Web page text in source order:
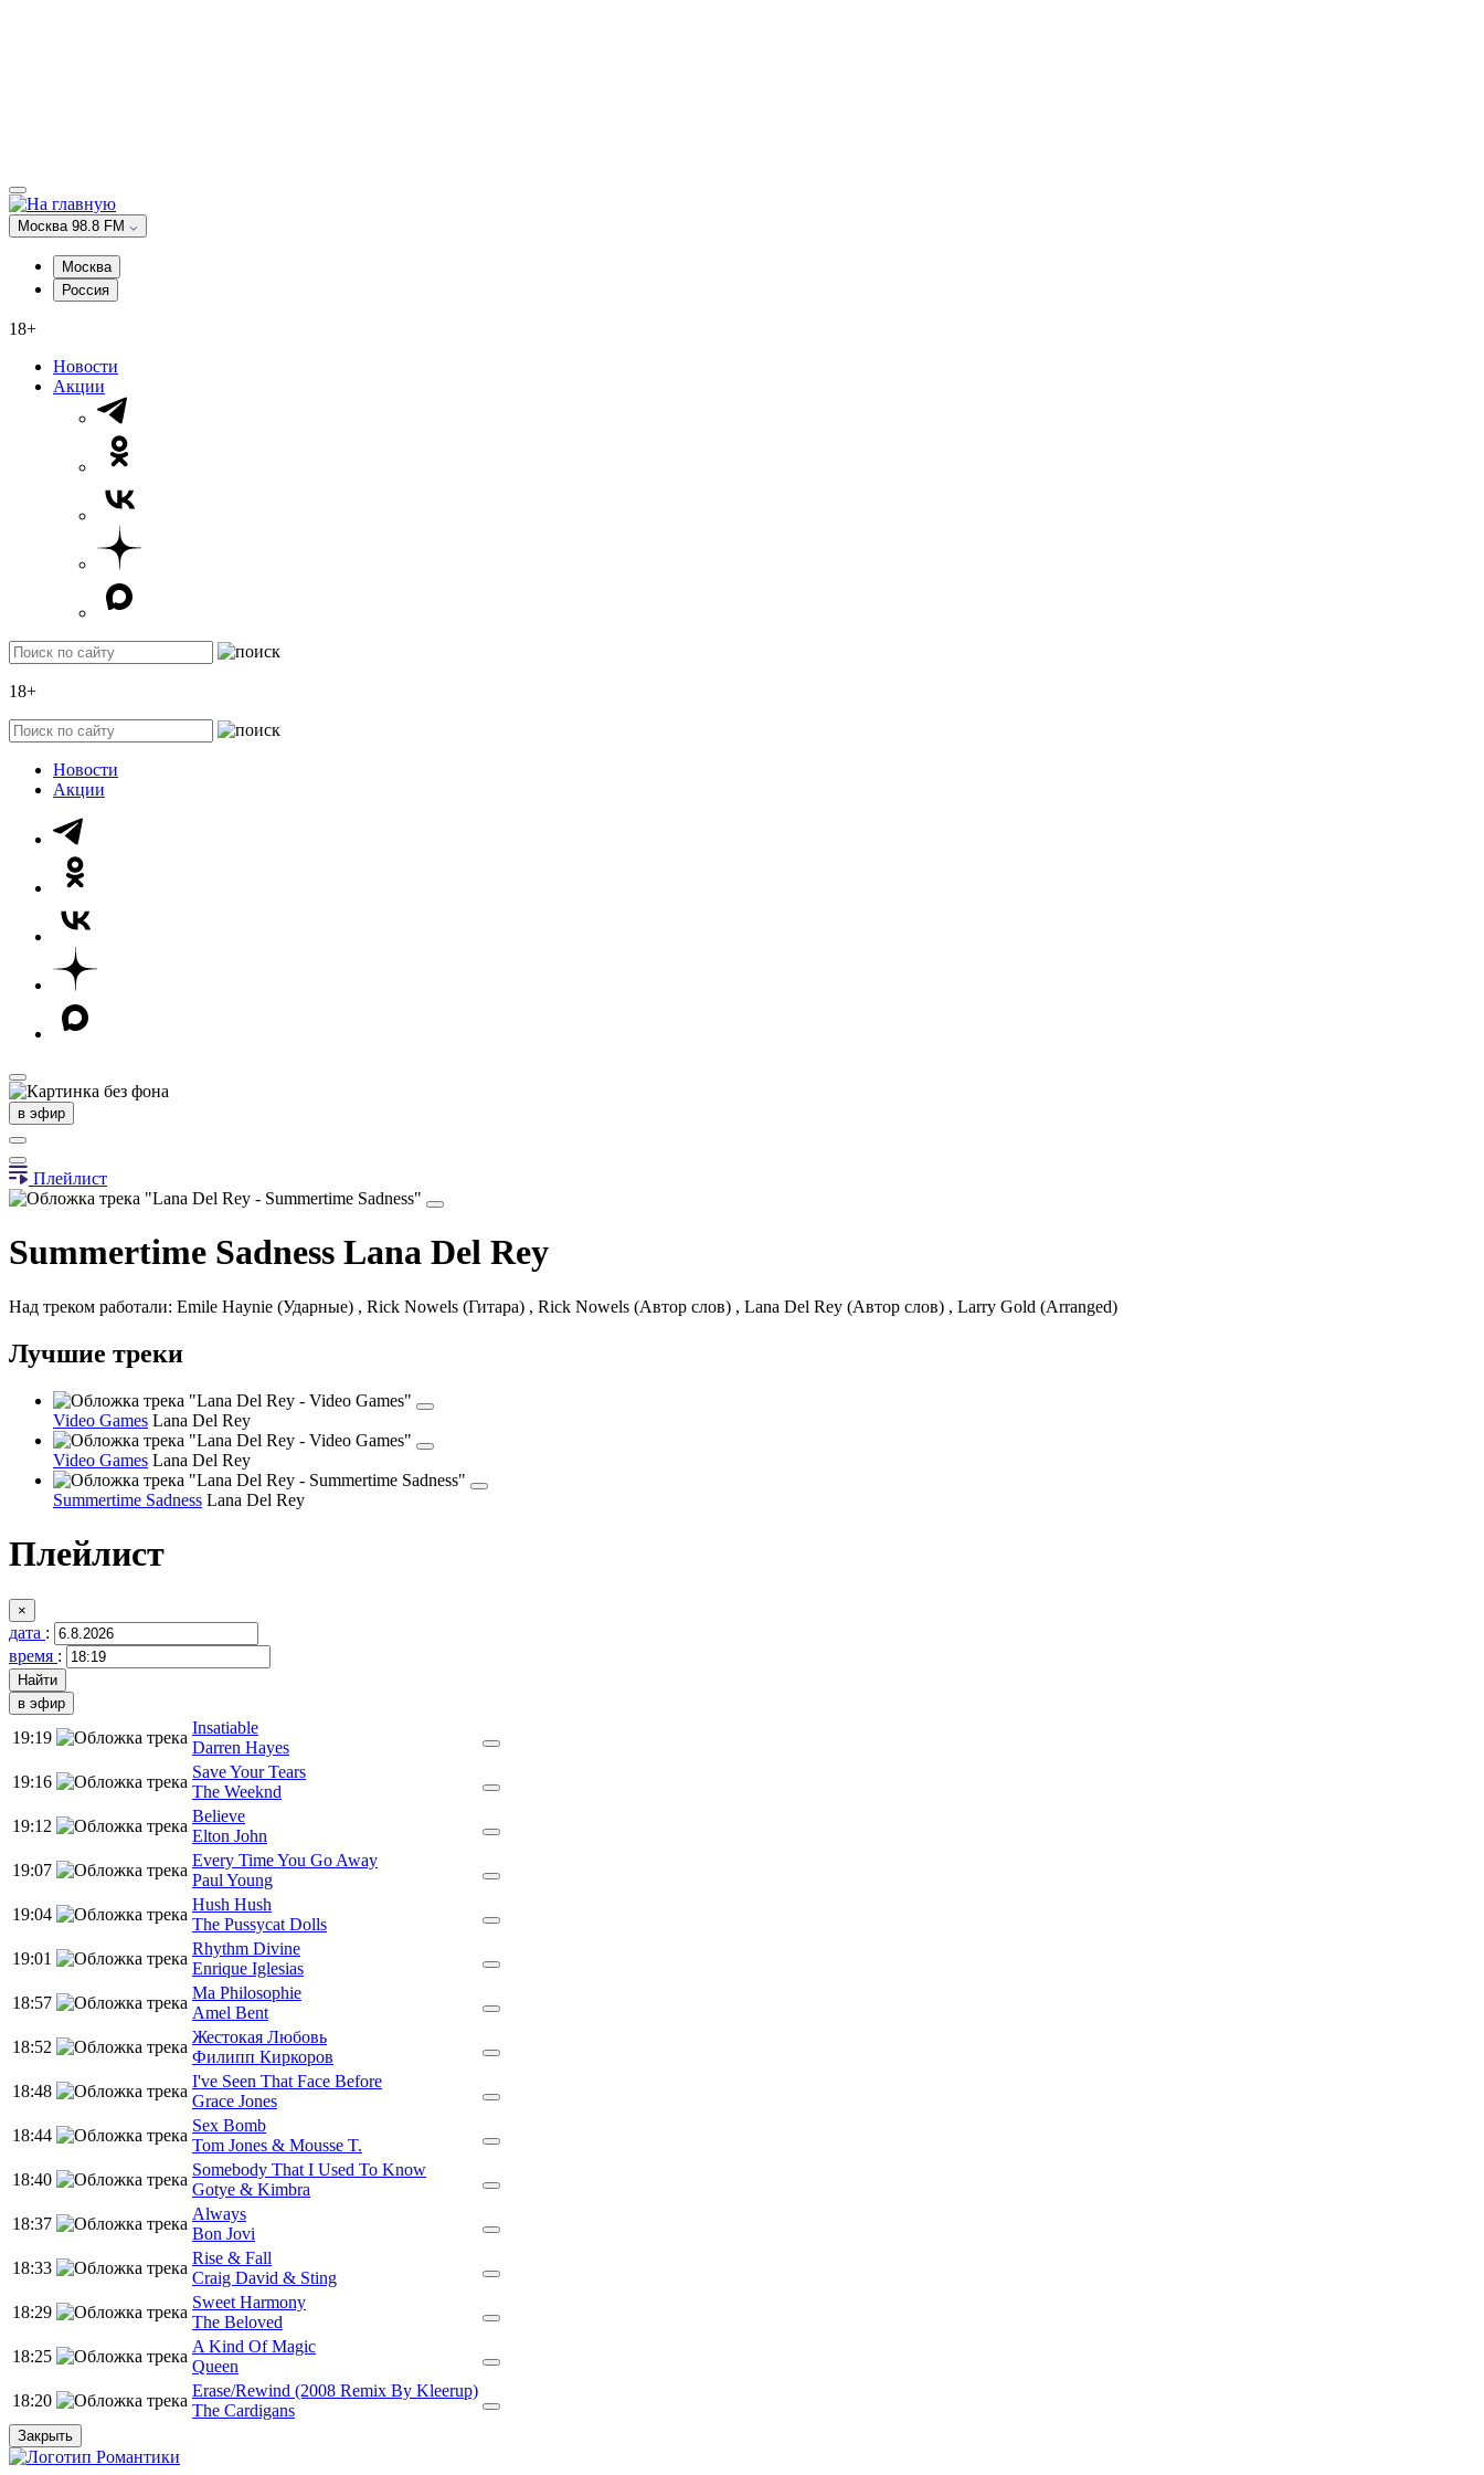
Москва 98.8 FM
Москва
Россия
18+
Новости
Акции
18+
Новости
Акции
в эфир
Плейлист
Summertime Sadness Lana Del Rey
Над треком работали: Emile Haynie (Ударные) , Rick Nowels (Гитара) , Rick Nowels (Автор слов) , Lana Del Rey (Автор слов) , Larry Gold (Arranged)
Лучшие треки
Video Games Lana Del Rey
Video Games Lana Del Rey
Summertime Sadness Lana Del Rey
Плейлист
×
дата :
время :
в эфир
19:19
Insatiable
Darren Hayes
19:16
Save Your Tears
The Weeknd
19:12
Believe
Elton John
19:07
Every Time You Go Away
Paul Young
19:04
Hush Hush
The Pussycat Dolls
19:01
Rhythm Divine
Enrique Iglesias
18:57
Ma Philosophie
Amel Bent
18:52
Жестокая Любовь
Филипп Киркоров
18:48
I've Seen That Face Before
Grace Jones
18:44
Sex Bomb
Tom Jones & Mousse T.
18:40
Somebody That I Used To Know
Gotye & Kimbra
18:37
Always
Bon Jovi
18:33
Rise & Fall
Craig David & Sting
18:29
Sweet Harmony
The Beloved
18:25
A Kind Of Magic
Queen
18:20
Erase/Rewind (2008 Remix By Kleerup)
The Cardigans
Закрыть